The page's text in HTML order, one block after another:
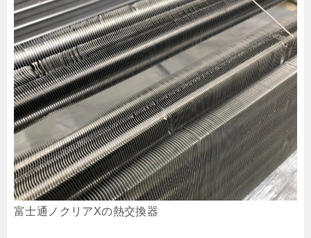
富士通ノクリアXの熱交換器